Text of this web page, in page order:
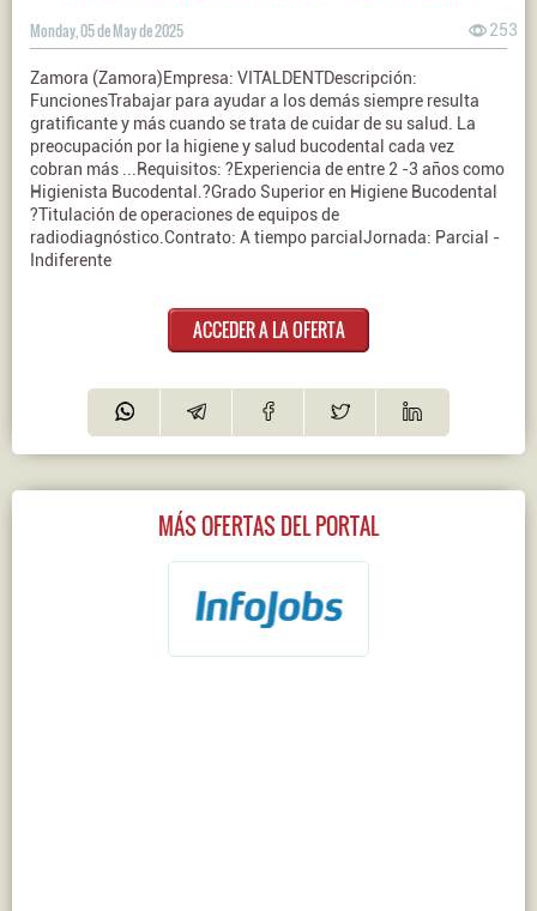
Monday, 05 de May de 2025 253
Zamora (Zamora)Empresa: VITALDENTDescripción:
FuncionesTrabajar para ayudar a los demás siempre resulta
gratificante y más cuando se trata de cuidar de su salud. La
preocupación por la higiene y salud bucodental cada vez
cobran más ...Requisitos: ?Experiencia de entre 2 -3 años como
Higienista Bucodental.?Grado Superior en Higiene Bucodental
?Titulación de operaciones de equipos de
radiodiagnóstico.Contrato: A tiempo parcialJornada: Parcial -
Indiferente
ACCEDER A LA OFERTA
MÁS OFERTAS DEL PORTAL